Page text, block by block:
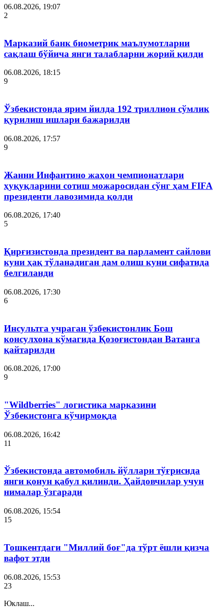
06.08.2026, 19:07
2
Марказий банк биометрик маълумотларни
сақлаш бўйича янги талабларни жорий қилди
06.08.2026, 18:15
9
Ўзбекистонда ярим йилда 192 триллион сўмлик
қурилиш ишлари бажарилди
06.08.2026, 17:57
9
Жанни Инфантино жаҳон чемпионатлари
ҳуқуқларини сотиш можаросидан сўнг ҳам FIFA
президенти лавозимида қолди
06.08.2026, 17:40
5
Қирғизистонда президент ва парламент сайлови
куни ҳақ тўланадиган дам олиш куни сифатида
белгиланди
06.08.2026, 17:30
6
Инсультга учраган ўзбекистонлик Бош
консулхона кўмагида Қозоғистондан Ватанга
қайтарилди
06.08.2026, 17:00
9
"Wildberries" логистика марказини
Ўзбекистонга кўчирмоқда
06.08.2026, 16:42
11
Ўзбекистонда автомобиль йўллари тўғрисида
янги қонун қабул қилинди. Ҳайдовчилар учун
нималар ўзгаради
06.08.2026, 15:54
15
Тошкентдаги "Миллий боғ"да тўрт ёшли қизча
вафот этди
06.08.2026, 15:53
23
Юклаш...